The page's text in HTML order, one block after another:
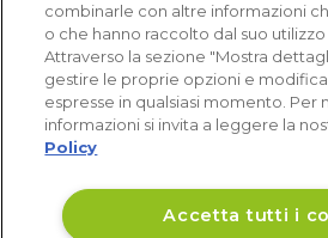
combinarle con altre informazioni
o che hanno raccolto dal suo utilizzo
Attraverso la sezione "Mostra
gestire le proprie opzioni e
espresse in qualsiasi momento. Per
informazioni si invita a leggere la
Policy
Accetta tutti i